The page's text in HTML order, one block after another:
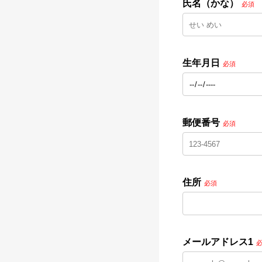
氏名（かな） 必須
生年月日 必須
郵便番号 必須
住所 必須
メールアドレス1